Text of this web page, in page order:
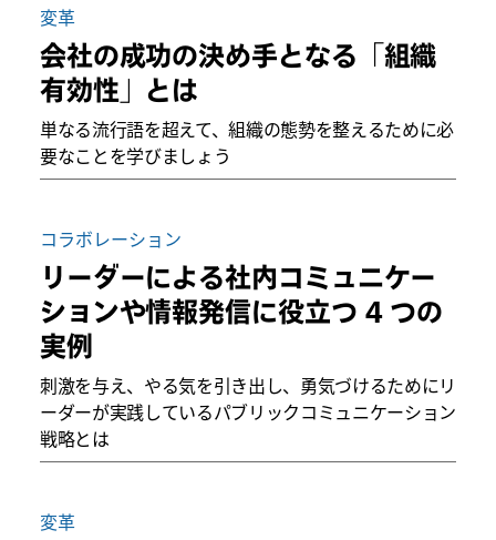
変革
会社の成功の決め手となる「組織
有効性」とは
単なる流行語を超えて、組織の態勢を整えるために必
要なことを学びましょう
コラボレーション
リーダーによる社内コミュニケー
ションや情報発信に役立つ 4 つの
実例
刺激を与え、やる気を引き出し、勇気づけるためにリ
ーダーが実践しているパブリックコミュニケーション
戦略とは
変革